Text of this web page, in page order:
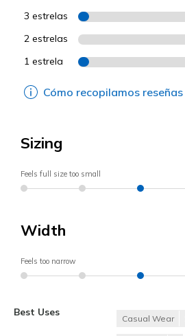
3 estrelas
2 estrelas
1 estrela
Cómo recopilamos reseñas
Sizing
Feels full size too small
Width
Feels too narrow
Best Uses
Casual Wear